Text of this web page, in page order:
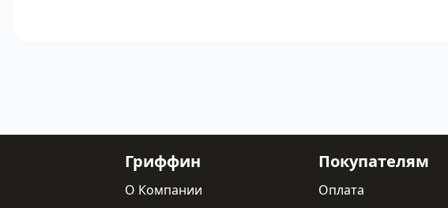
Гриффин
О Компании
Покупателям
Оплата